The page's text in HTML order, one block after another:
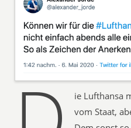
ie Lufthansa
vom Staat,